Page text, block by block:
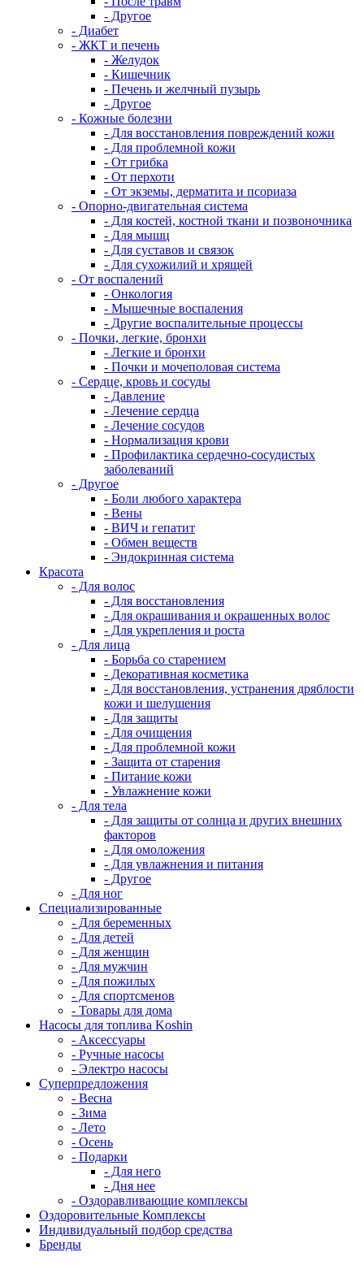
- Другое
- Диабет
- ЖКТ и печень
- Желудок
- Кишечник
- Печень и желчный пузырь
- Другое
- Кожные болезни
- Для восстановления повреждений кожи
- Для проблемной кожи
- От грибка
- От перхоти
- От экземы, дерматита и псориаза
- Опорно-двигательная система
- Для костей, костной ткани и позвоночника
- Для мышц
- Для суставов и связок
- Для сухожилий и хрящей
- От воспалений
- Онкология
- Мышечные воспаления
- Другие воспалительные процессы
- Почки, легкие, бронхи
- Легкие и бронхи
- Почки и мочеполовая система
- Сердце, кровь и сосуды
- Давление
- Лечение сердца
- Лечение сосудов
- Нормализация крови
- Профилактика сердечно-сосудистых
заболеваний
- Другое
- Боли любого характера
- Вены
- ВИЧ и гепатит
- Обмен веществ
- Эндокринная система
Красота
- Для волос
- Для восстановления
- Для окрашивания и окрашенных волос
- Для укрепления и роста
- Для лица
- Борьба со старением
- Декоративная косметика
- Для восстановления, устранения дряблости
кожи и шелушения
- Для защиты
- Для очищения
- Для проблемной кожи
- Защита от старения
- Питание кожи
- Увлажнение кожи
- Для тела
- Для защиты от солнца и других внешних
факторов
- Для омоложения
- Для увлажнения и питания
- Другое
- Для ног
Специализированные
- Для беременных
- Для детей
- Для женщин
- Для мужчин
- Для пожилых
- Для спортсменов
- Товары для дома
Насосы для топлива Koshin
- Аксессуары
- Ручные насосы
- Электро насосы
Суперпредложения
- Весна
- Зима
- Лето
- Осень
- Подарки
- Для него
- Дня нее
- Оздоравливающие комплексы
Оздоровительные Комплексы
Индивидуальный подбор средства
Бренды